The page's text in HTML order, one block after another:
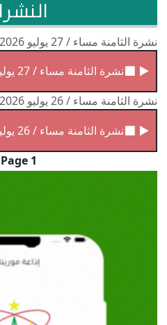
نشرة الثامنة مساء / 27 يوليو 2026
نشرة الثامنة مساء / 27 يوليو 2026
نشرة الثامنة مساء / 26 يوليو 2026
نشرة الثامنة مساء / 26 يوليو 2026
Page 1